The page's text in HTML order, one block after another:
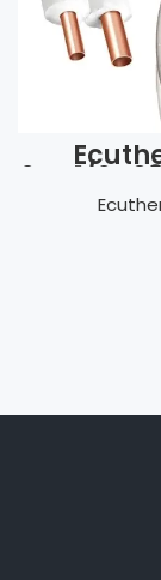
2™-1/2″
100/